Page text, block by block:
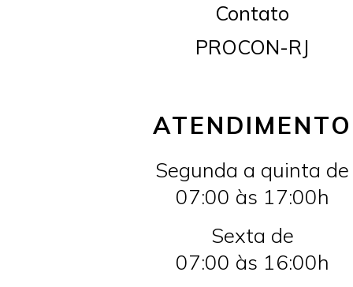
Contato
PROCON-RJ
ATENDIMENTO
Segunda a quinta de
07:00 às 17:00h
Sexta de
07:00 às 16:00h